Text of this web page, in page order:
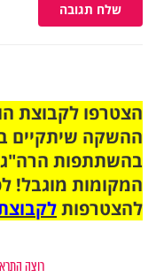
שלח תגובה
ההשקה שיתקיים
בהשתתפות הרה"ג
המקומות מוגבל!
להצטרפות
רוצה